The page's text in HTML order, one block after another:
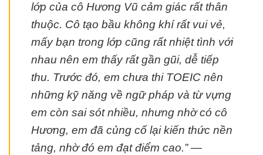
lớp của cô Hương Vũ cảm giác rất thân
thuộc. Cô tạo bầu không khí rất vui vẻ,
mấy bạn trong lớp cũng rất nhiệt tình với
nhau nên em thấy rất gần gũi, dễ tiếp
thu. Trước đó, em chưa thi TOEIC nên
những kỹ năng về ngữ pháp và từ vựng
em còn sai sót nhiều, nhưng nhờ có cô
Hương, em đã củng cố lại kiến thức nền
tảng, nhờ đó em đạt điểm cao.” —